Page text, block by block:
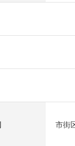
市街